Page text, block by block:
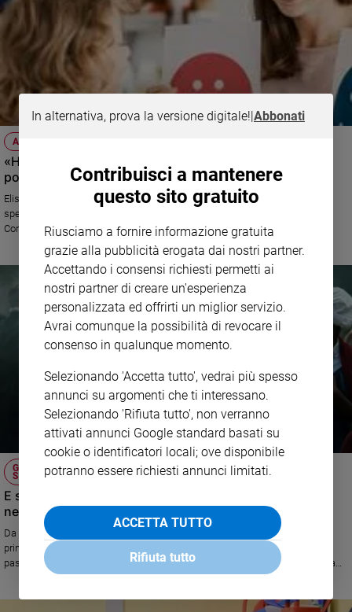
AUTISMO LA TESTIMONIANZA
«Ho creato un sito perché mio figlio possa vivere in un
posto che lo ascolti e lo capisca»
Elisabetta, mamma vicentina di un ragazzo con un disturbo grave dello
spettro dell’autismo, lancia in occasione della Giornata Mondiale della
Consapevolezza sull’Autismo, il sito Autism Friendly in Italy. Ecco perché
GIORNATA DELLA CONSAPEVOLEZZA
SULL'AUTISMO
E se le streghe del passato fossero state solo ragazze
nello spettro dell'autismo?
Da oggi su Rai play la serie Una specie di scintilla con i tre personggi
principali interpretati da ragazzi neurodivergenti. Intreccia presente e
passato, seguendo le vicende di Addie, nello spettro autistico, che indaga
su una coetanea accusata secoli prima di stregoneria
In alternativa, prova la versione digitale!|Abbonati
Contribuisci a mantenere
questo sito gratuito
Riusciamo a fornire informazione gratuita
grazie alla pubblicità erogata dai nostri partner.
Accettando i consensi richiesti permetti ai
nostri partner di creare un'esperienza
personalizzata ed offrirti un miglior servizio.
Avrai comunque la possibilità di revocare il
consenso in qualunque momento.
Selezionando 'Accetta tutto', vedrai più spesso
annunci su argomenti che ti interessano.
Selezionando 'Rifiuta tutto', non verranno
attivati annunci Google standard basati su
cookie o identificatori locali; ove disponibile
potranno essere richiesti annunci limitati.
ACCETTA TUTTO
Rifiuta tutto